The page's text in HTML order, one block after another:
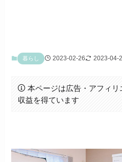
暮らし 2023-02-26 2023-04-
本ページは広告・アフィリ
収益を得ています